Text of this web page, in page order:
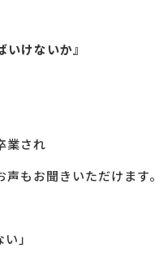
けないか』
業され
もお聞きいただけます。
」